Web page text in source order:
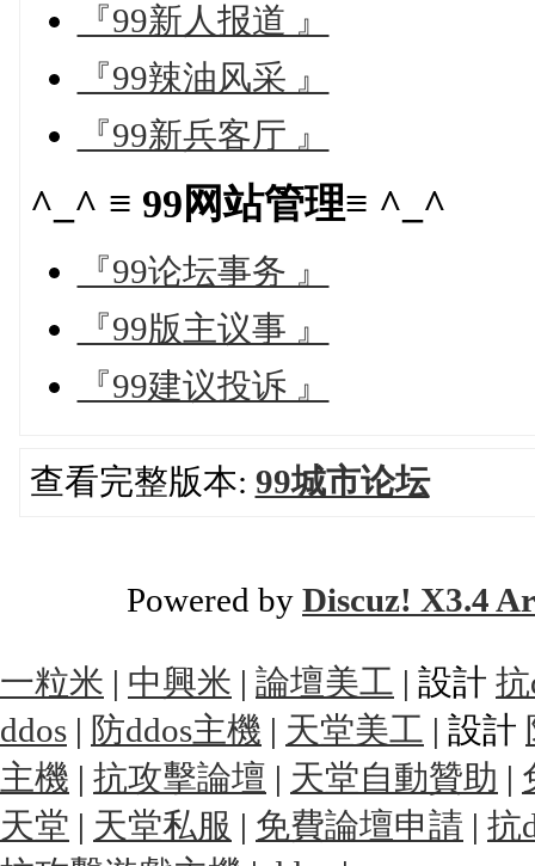
『99新人报道 』
『99辣油风采 』
『99新兵客厅 』
^_^ ≡ 99网站管理≡ ^_^
『99论坛事务 』
『99版主议事 』
『99建议投诉 』
查看完整版本: 99城市论坛
Powered by Discuz! X3.4
一粒米 | 中興米 | 論壇美工 | 設計 抗
ddos | 防ddos主機 | 天堂美工 | 設計
主機 | 抗攻擊論壇 | 天堂自動贊助 |
天堂 | 天堂私服 | 免費論壇申請 | 抗